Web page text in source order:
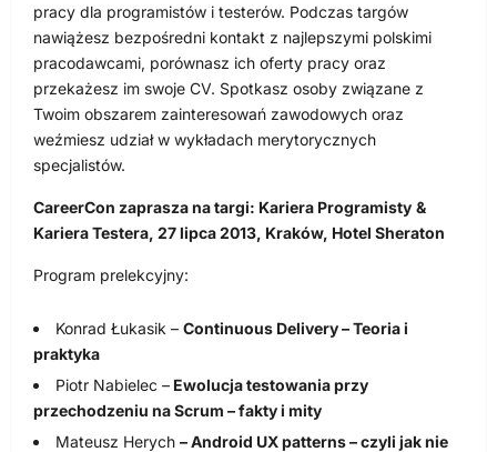
pracy dla programistów i testerów. Podczas targów
nawiążesz bezpośredni kontakt z najlepszymi polskimi
pracodawcami, porównasz ich oferty pracy oraz
przekażesz im swoje CV. Spotkasz osoby związane z
Twoim obszarem zainteresowań zawodowych oraz
weźmiesz udział w wykładach merytorycznych
specjalistów.
CareerCon zaprasza na targi: Kariera Programisty &
Kariera Testera, 27 lipca 2013, Kraków, Hotel Sheraton
Program prelekcyjny:
Konrad Łukasik – Continuous Delivery – Teoria i
praktyka
Piotr Nabielec – Ewolucja testowania przy
przechodzeniu na Scrum – fakty i mity
Mateusz Herych – Android UX patterns – czyli jak nie